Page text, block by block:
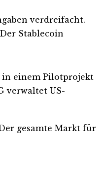
verdreifacht.
Stablecoin
in einem Pilotprojekt
verwaltet US-
gesamte Markt für